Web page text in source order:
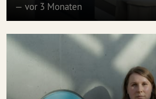
— vor 3 Monaten